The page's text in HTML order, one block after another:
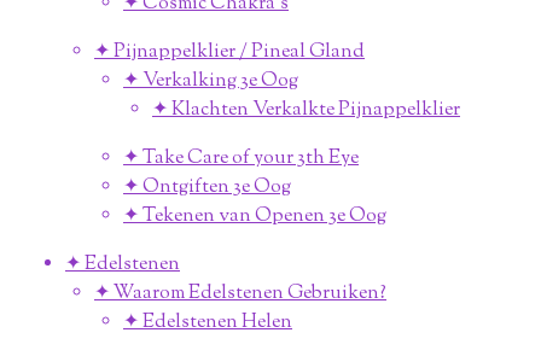
✦ Pijnappelklier / Pineal Gland
✦ Verkalking 3e Oog
✦ Klachten Verkalkte Pijnappelklier
✦ Take Care of your 3th Eye
✦ Ontgiften 3e Oog
✦ Tekenen van Openen 3e Oog
✦ Edelstenen
✦ Waarom Edelstenen Gebruiken?
✦ Edelstenen Helen